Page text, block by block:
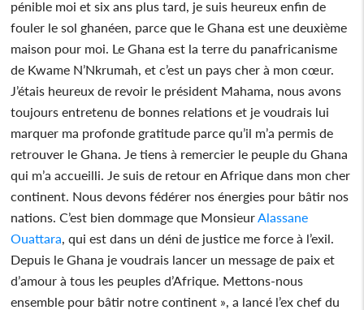
pénible moi et six ans plus tard, je suis heureux enfin de
fouler le sol ghanéen, parce que le Ghana est une deuxième
maison pour moi. Le Ghana est la terre du panafricanisme
de Kwame N’Nkrumah, et c’est un pays cher à mon cœur.
J’étais heureux de revoir le président Mahama, nous avons
toujours entretenu de bonnes relations et je voudrais lui
marquer ma profonde gratitude parce qu’il m’a permis de
retrouver le Ghana. Je tiens à remercier le peuple du Ghana
qui m’a accueilli. Je suis de retour en Afrique dans mon cher
continent. Nous devons fédérer nos énergies pour bâtir nos
nations. C’est bien dommage que Monsieur Alassane
Ouattara , qui est dans un déni de justice me force à l’exil.
Depuis le Ghana je voudrais lancer un message de paix et
d’amour à tous les peuples d’Afrique. Mettons-nous
ensemble pour bâtir notre continent », a lancé l’ex chef du